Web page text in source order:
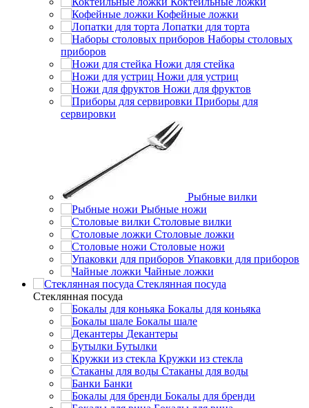
Кофейные ложки
Лопатки для торта
Наборы столовых
приборов
Ножи для стейка
Ножи для устриц
Ножи для фруктов
Приборы для
сервировки
Рыбные вилки
Рыбные ножи
Столовые вилки
Столовые ложки
Столовые ножи
Упаковки для приборов
Чайные ложки
Стеклянная посуда
Стеклянная посуда
Бокалы для коньяка
Бокалы шале
Декантеры
Бутылки
Кружки из стекла
Стаканы для воды
Банки
Бокалы для бренди